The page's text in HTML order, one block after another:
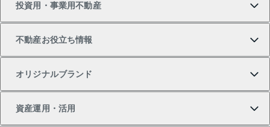
中古マンションの購入
一戸建ての売却・査定
物件を借りる
貸したいTOP
投資用・事業用不動産
不動産お役立ち情報
オリジナルブランド
資産運用・活用